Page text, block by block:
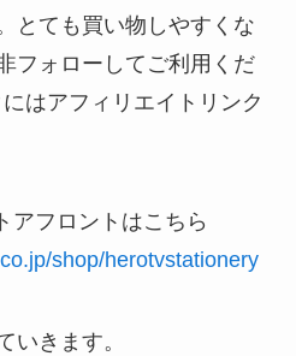
とても買い物しやすくな
フォローしてご利用くだ
はアフィリエイトリンク
アフロントはこちら
shop/herotvstationery
いきます。